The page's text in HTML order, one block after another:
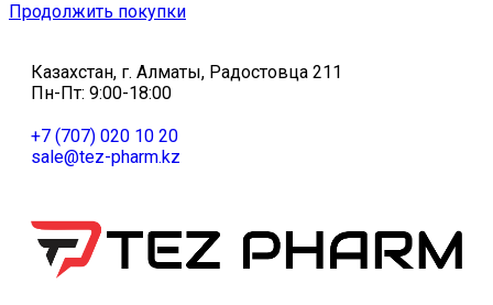
Продолжить покупки
Казахстан, г. Алматы, Радостовца 211
Пн-Пт: 9:00-18:00
+7 (707) 020 10 20
sale@tez-pharm.kz